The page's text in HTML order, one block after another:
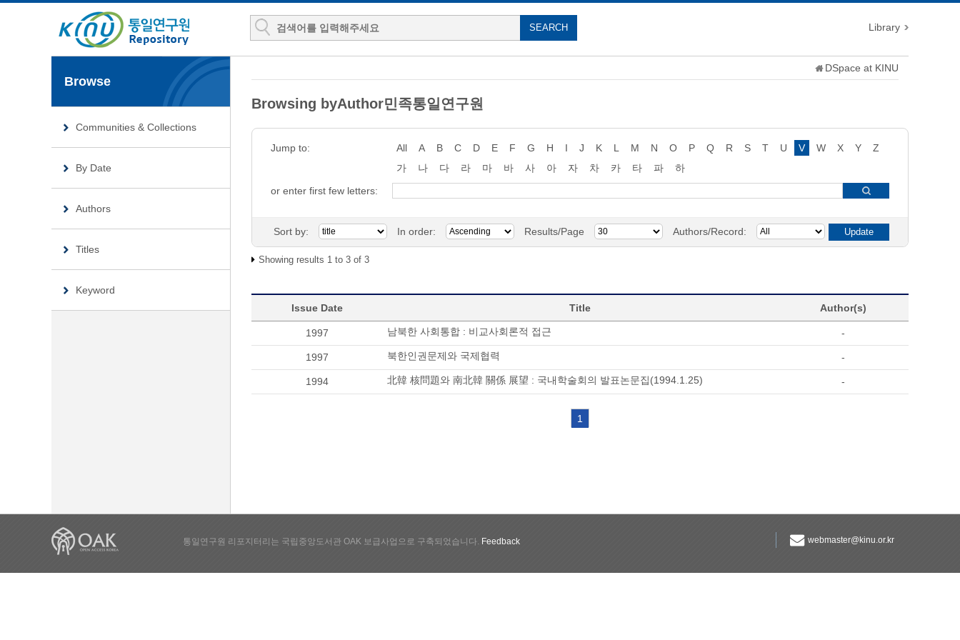
Library
Browse
Communities & Collections
By Date
Authors
Titles
Keyword
DSpace at KINU
Browsing byAuthor민족통일연구원
Jump to: All A B C D E F G H I J K L M N O P Q R S T U V W X Y
Z
가
나 다 라 마 바 사 아 자 차 카 타 파
하
or enter first few letters:
Sort by: In order: Results/Page Authors/Record:
Showing results 1 to 3 of 3
Issue Date Title Author(s)
1997 남북한 사회통합 : 비교사회론적 접근 -
1997 북한인권문제와 국제협력 -
1994 北韓 核問題와 南北韓 關係 展望 : 국내학술회의 발표논문집(1994.1.25) -
1
webmaster@kinu.or.kr
통일연구원 리포지터리는 국립중앙도서관 OAK 보급사업으로 구축되었습니다. Feedback